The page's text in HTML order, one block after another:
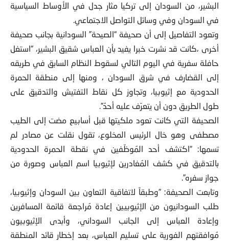
البشير، من السودان إلى تركيا مثار جدل في الأوساط السياسية
في السودان وفي وسائل التواصل الاجتماعي.
وتعود التفاصيل إلى أن صحيفة “الصيحة” السودانية بجانب صحيفة
أخرى ،كانت قد نشرت خبرا يفيد بأن العباس شقيق البشير، “استغل
حافلة سفرية في اليوم التالي لسقوط النظام السابق في طريقه
إلى القضارف في شرق السودان ، ومنها إلى منطقة الحمرة
الحدودية مع إثيوبيا، وتجاوز كل نقاط التفتيش والتدقيق على
طول الطريق دون أن يتعرّف عليه أحدٌ”.
الصحيفة التي كانت تعود ملكيتها قبل أسابيع مضت إلى الطيب
مصطفى وهو خال الرئيس المخلوع، تقول نقلت عن مصادر لم
تسمها: “اكتشف أحد المُوظّفين في نقطة الحمرة الحدودية
بالتدقيق في كشف المُغادرين لإثيوبيا اسم العباس وصورة من
جواز سفره”.
وتابعت الصحيفة: “وطبقاً لاتفاقية التعاون بين السودان وإثيوبيا،
طلب السودانيون من الإثيوبيين إعادة مُراجعة قائمة المسافرين
وإعادة العباس إلى الجانب السوداني، وأبدى الإثيوبيون
مُوافقتهم الفورية على تسليم العباس، بعد إخطار قائد المنطقة